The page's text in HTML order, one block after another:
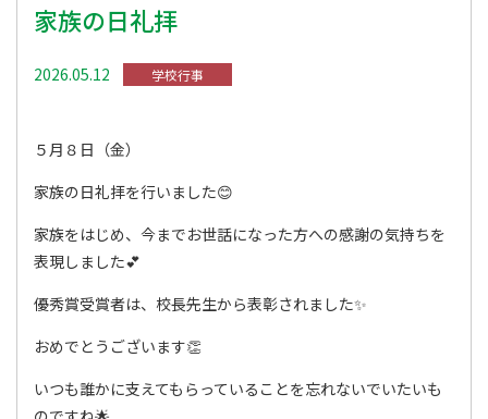
家族の日礼拝
2026.05.12 学校行事
５月８日（金）
家族の日礼拝を行いました😊
家族をはじめ、今までお世話になった方への感謝の気持ちを
表現しました💕
優秀賞受賞者は、校長先生から表彰されました✨
おめでとうございます👏
いつも誰かに支えてもらっていることを忘れないでいたいも